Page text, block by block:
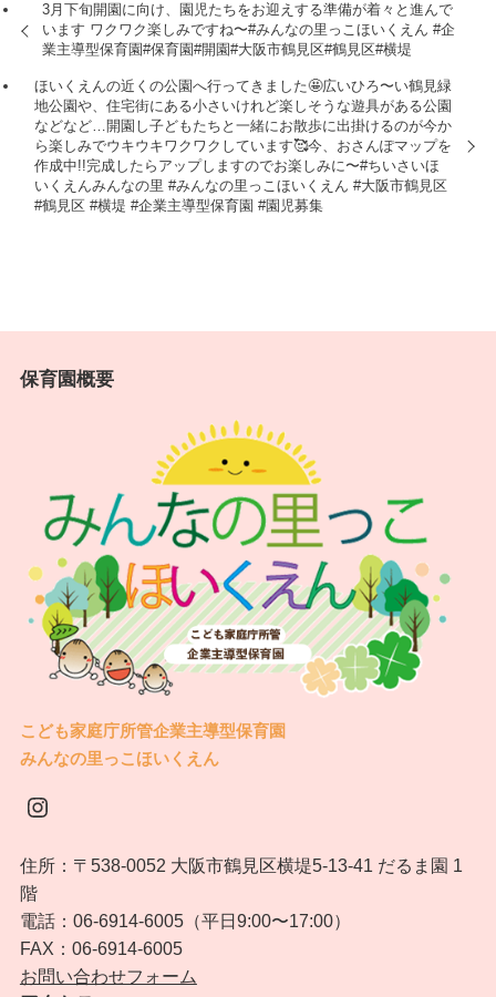
3月下旬開園に向け、園児たちをお迎えする準備が着々と進んで
います︎ ワクワク楽しみですね〜#みんなの里っこほいくえん #企
業主導型保育園#保育園#開園#大阪市鶴見区#鶴見区#横堤
ほいくえんの近くの公園へ行ってきました🤩広いひろ〜い鶴見緑
地公園や、住宅街にある小さいけれど楽しそうな遊具がある公園
などなど…開園し子どもたちと一緒にお散歩に出掛けるのが今か
ら楽しみでウキウキワクワクしています🥰今、おさんぽマップを
作成中!!完成したらアップしますのでお楽しみに〜#ちいさいほ
いくえんみんなの里 #みんなの里っこほいくえん #大阪市鶴見区
#鶴見区 #横堤 #企業主導型保育園 #園児募集
保育園概要
こども家庭庁所管企業主導型保育園
みんなの里っこほいくえん
Instagram
住所：〒538-0052 大阪市鶴見区横堤5-13-41 だるま園 1
階
電話：06-6914-6005（平日9:00〜17:00）
FAX：06-6914-6005
お問い合わせフォーム